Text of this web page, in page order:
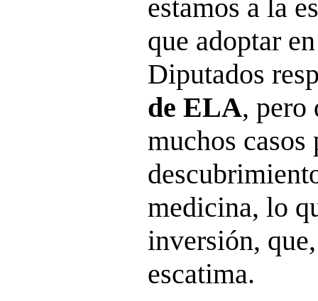
estamos a la
que adoptar
Diputados
de ELA, pero
muchos casos
medicina, lo
inversión,
escatima.